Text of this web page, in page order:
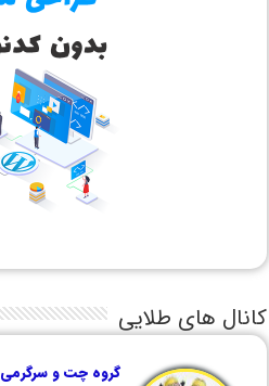
کانال های طلایی
گروه چت و سرگرمی